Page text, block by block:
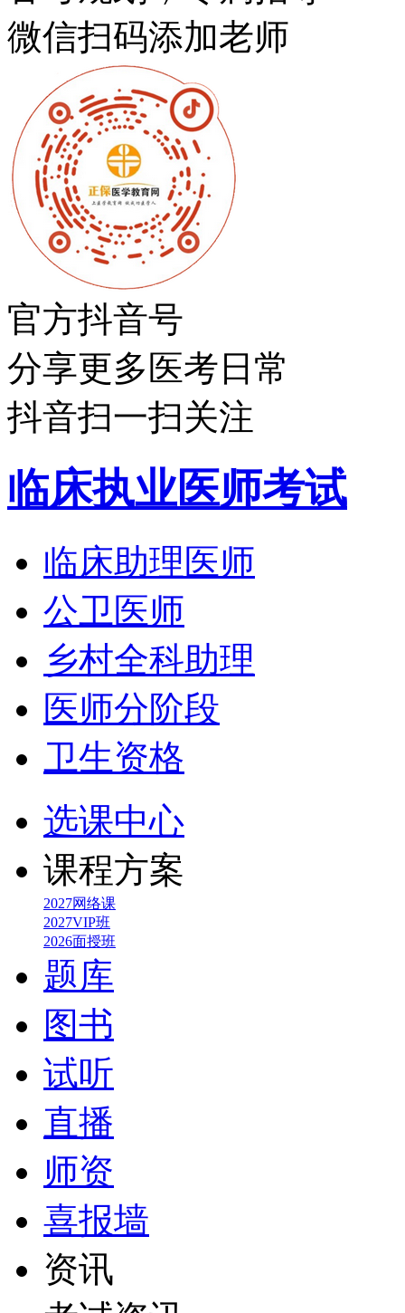
微信扫码添加老师
官方抖音号
分享更多医考日常
抖音扫一扫关注
临床执业医师考试
临床助理医师
公卫医师
乡村全科助理
医师分阶段
卫生资格
选课中心
课程方案
2027网络课
2027VIP班
2026面授班
题库
图书
试听
直播
师资
喜报墙
资讯